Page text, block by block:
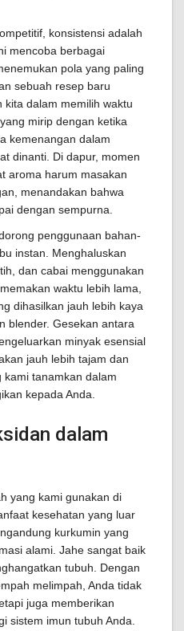
konsistensi adalah
mencoba berbagai
pola yang paling
sebuah resep baru
dalam memilih waktu
mirip dengan ketika
kemenangan dalam
dinanti. Di dapur, momen
aroma harum masakan
menandakan bahwa
dengan sempurna.
penggunaan bahan-
instan. Menghaluskan
dan cabai menggunakan
waktu lebih lama,
dihasilkan jauh lebih kaya
blender. Gesekan antara
minyak esensial
jauh lebih tajam dan
kami tanamkan dalam
kepada Anda.
dalam
yang kami gunakan di
kesehatan yang luar
kurkumin yang
alami. Jahe sangat baik
tubuh. Dengan
melimpah, Anda tidak
juga memberikan
sistem imun tubuh Anda.